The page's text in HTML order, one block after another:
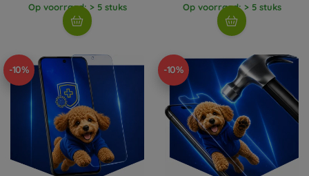
Op voorraad: > 5 stuks Op voorraad: > 5 stuks
-10% -10%